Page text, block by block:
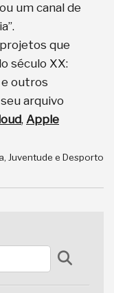
um canal de
que
século XX:
outros
arquivo
, Apple
Juventude e Desporto